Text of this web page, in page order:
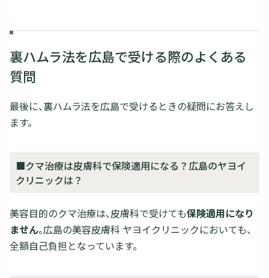
裏ハムラ法を広島で受ける際のよくある
質問
最後に、裏ハムラ法を広島で受けるときの疑問にお答えし
ます。
■クマ治療は皮膚科で保険適用になる？広島のヤヨイ
クリニックは？
美容目的のクマ治療は、皮膚科で受けても保険適用になり
ません。広島の美容皮膚科 ヤヨイクリニックにおいても、
全額自己負担となっています。